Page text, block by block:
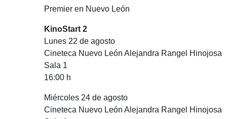
Premier en Nuevo León
KinoStart 2
Lunes 22 de agosto
Cineteca Nuevo León Alejandra Rangel Hinojosa
Sala 1
16:00 h
Miércoles 24 de agosto
Cineteca Nuevo León Alejandra Rangel Hinojosa